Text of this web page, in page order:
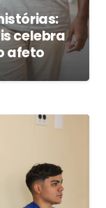
celebra
afeto